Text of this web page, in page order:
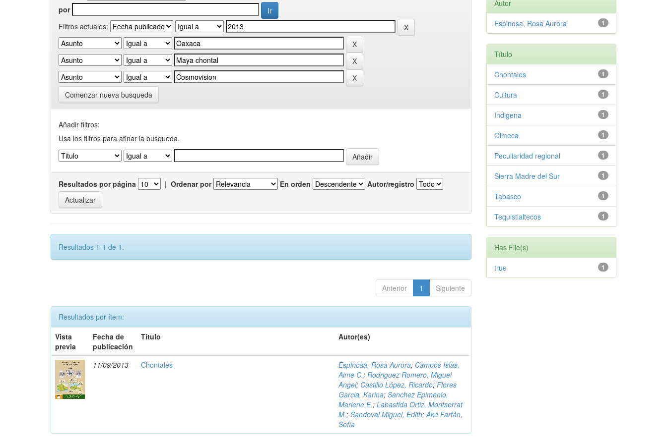
por
Filtros actuales:
Comenzar nueva busqueda
Añadir filtros:
Usa los filtros para afinar la busqueda.
Resultados por página | Ordenar por En orden Autor/registro
Resultados 1-1 de 1.
Anterior 1 Siguiente
Resultados por ítem:
Vista
previa
Fecha de
publicación
Título Autor(es)
11/09/2013 Chontales Espinosa, Rosa Aurora; Campos Islas,
Aime C.;Rodriguez Romero, Miguel
Angel; Castillo López, Ricardo;Flores
Garcia, Karina;Sanchez Epimenio,
Marlene E.;Labastida Ortiz, Montserrat
M.;Sandoval Miguel, Edith;Aké Farfán,
Sofía
Autor
1
Espinosa, Rosa Aurora
Título
1
Chontales
1
Cultura
1
Indigena
1
Olmeca
1
Peculiaridad regional
1
Sierra Madre del Sur
1
Tabasco
1
Tequistlaltecos
Has File(s)
1
true